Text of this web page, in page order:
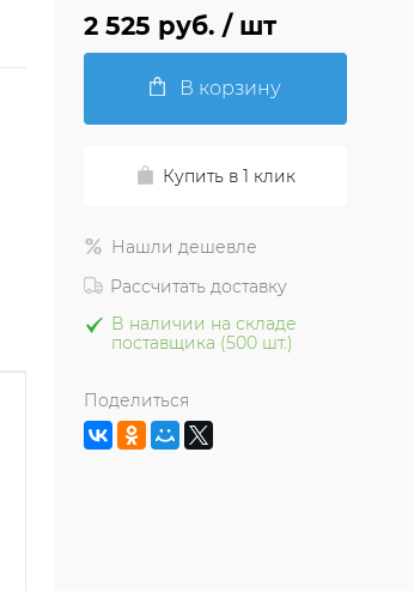
2 525 руб. / шт
В корзину
Купить в 1 клик
Нашли дешевле
Рассчитать доставку
В наличии на складе
поставщика (500 шт.)
Поделиться